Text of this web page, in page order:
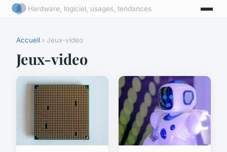
Hardware, logiciel, usages, tendances
Accueil › Jeux-video
Jeux-video